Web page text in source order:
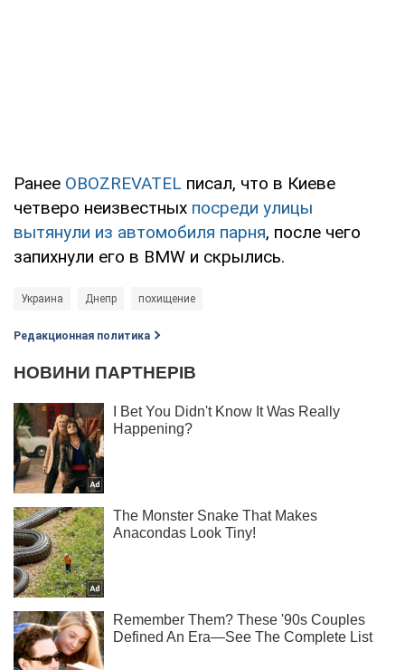
Ранее OBOZREVATEL писал, что в Киеве
четверо неизвестных посреди улицы
вытянули из автомобиля парня, после чего
запихнули его в BMW и скрылись.
Украина Днепр похищение
Редакционная политика